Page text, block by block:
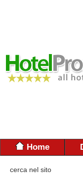
Home
cerca nel sito